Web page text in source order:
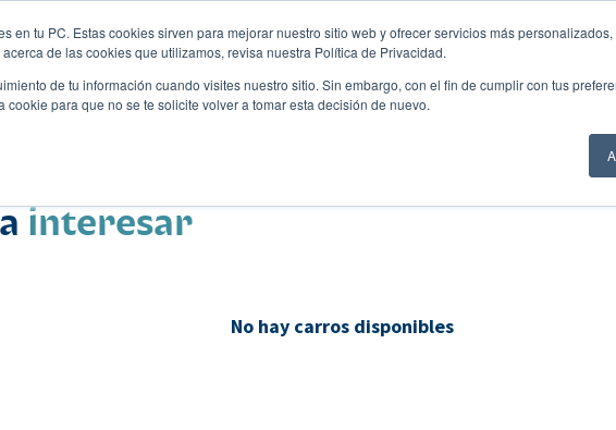
en tu PC. Estas cookies sirven para mejorar nuestro sitio web y ofrecer servicios más
de las cookies que utilizamos, revisa nuestra Política de Privacidad.
de tu información cuando visites nuestro sitio. Sin embargo, con el fin de cumplir con tus
cookie para que no se te solicite volver a tomar esta decisión de nuevo.
interesar
No hay carros disponibles